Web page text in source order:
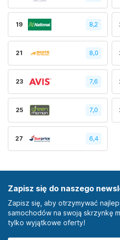
19 8,2
21 8,0
23 7,6
25 7,0
27 6,4
Zapisz się do naszego
Zapisz się, aby otrzymywać
samochodów na swoją skrzynkę
tylko wyjątkowe oferty!